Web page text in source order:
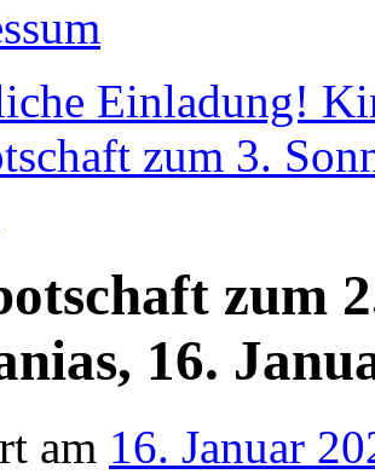
Einladung!
zum 3.
zum
16.
am 16. Januar